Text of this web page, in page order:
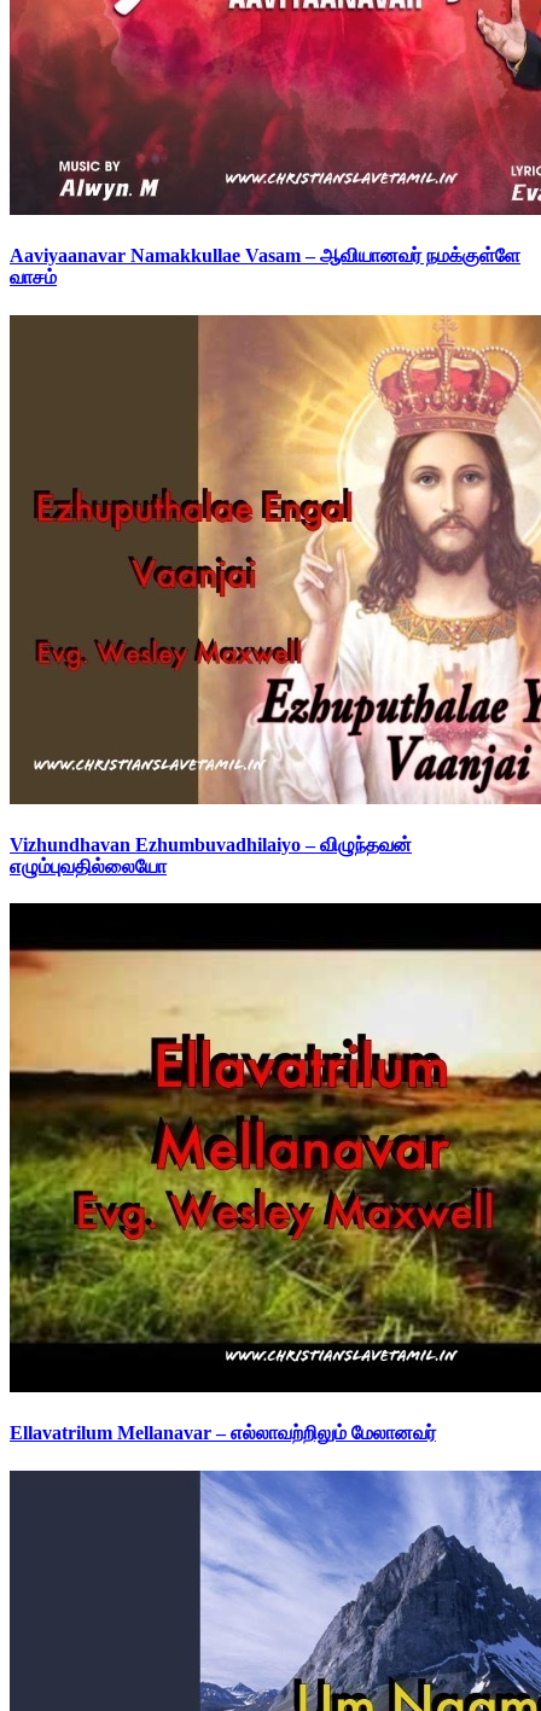
Aaviyaanavar Namakkullae Vasam – ஆவியானவர் நமக்குள்ளே
வாசம்
Vizhundhavan Ezhumbuvadhilaiyo – விழுந்தவன்
எழும்புவதில்லையோ
Ellavatrilum Mellanavar – எல்லாவற்றிலும் மேலானவர்